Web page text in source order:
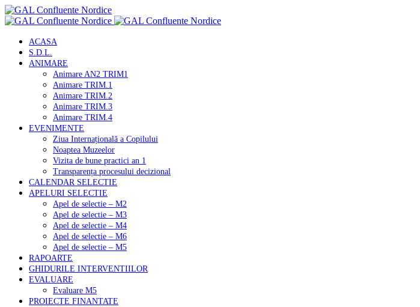
ACASA
S.D.L.
ANIMARE
Animare AN2 TRIM1
Animare TRIM.1
Animare TRIM.2
Animare TRIM.3
Animare TRIM.4
EVENIMENTE
Ziua Internațională a Copilului
Noaptea Muzeelor
Vizita de bune practici an 1
Transparența procesului decizional
CALENDAR SELECTIE
APELURI SELECTIE
Apel de selectie – M2
Apel de selectie – M3
Apel de selectie – M4
Apel de selectie – M6
Apel de selectie – M5
RAPOARTE
GHIDURILE INTERVENTIILOR
EVALUARE
Evaluare M5
PROIECTE FINANTATE